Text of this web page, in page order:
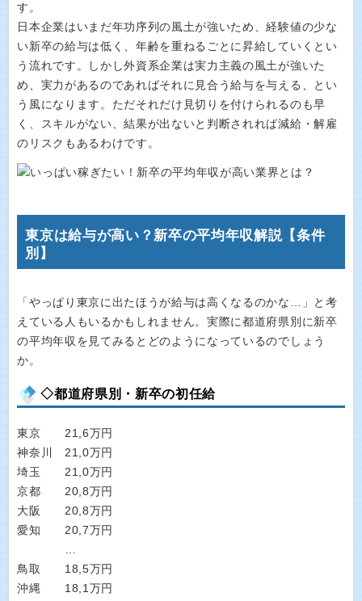
す。
日本企業はいまだ年功序列の風土が強いため、経験値の少な
い新卒の給与は低く、年齢を重ねるごとに昇給していくとい
う流れです。しかし外資系企業は実力主義の風土が強いた
め、実力があるのであればそれに見合う給与を与える、とい
う風になります。ただそれだけ見切りを付けられるのも早
く、スキルがない、結果が出ないと判断されれば減給・解雇
のリスクもあるわけです。
東京は給与が高い？新卒の平均年収解説【条件
別】
「やっぱり東京に出たほうが給与は高くなるのかな…」と考
えている人もいるかもしれません。実際に都道府県別に新卒
の平均年収を見てみるとどのようになっているのでしょう
か。
◇都道府県別・新卒の初任給
東京 21,6万円
神奈川 21,0万円
埼玉 21,0万円
京都 20,8万円
大阪 20,8万円
愛知 20,7万円
…
鳥取 18,5万円
沖縄 18,1万円